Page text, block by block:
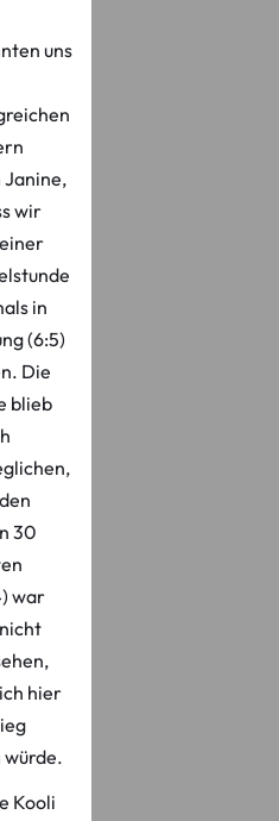
uns
Janine,
wir
in
(6:5)
Die
blieb
30
war
hier
würde.
Kooli